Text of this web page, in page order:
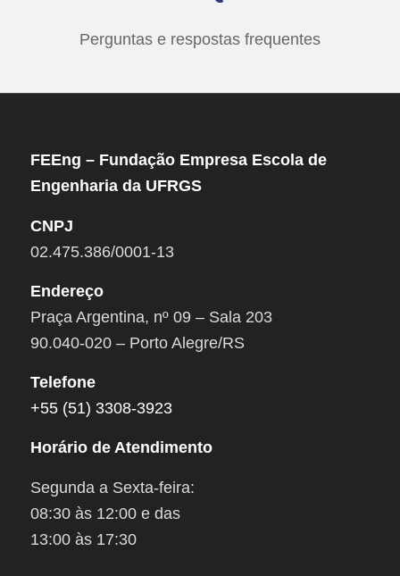
Perguntas e respostas frequentes
FEEng – Fundação Empresa Escola de
Engenharia da UFRGS
CNPJ
02.475.386/0001-13
Endereço
Praça Argentina, nº 09 – Sala 203
90.040-020 – Porto Alegre/RS
Telefone
+55 (51) 3308-3923
Horário de Atendimento
Segunda a Sexta-feira:
08:30 às 12:00 e das
13:00 às 17:30